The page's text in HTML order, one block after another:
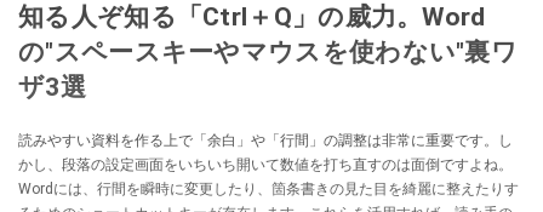
知る人ぞ知る「Ctrl＋Q」の威力。Word
の"スペースキーやマウスを使わない"裏ワ
ザ3選
読みやすい資料を作る上で「余白」や「行間」の調整は非常に重要です。し
かし、段落の設定画面をいちいち開いて数値を打ち直すのは面倒ですよね。
Wordには、行間を瞬時に変更したり、箇条書きの見た目を綺麗に整えたりす